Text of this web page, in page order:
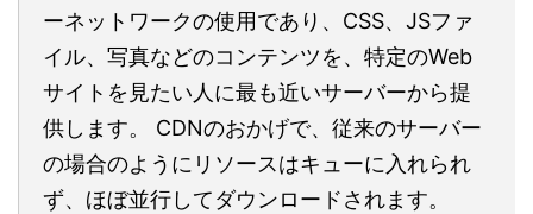
ーネットワークの使用であり、CSS、JSファ
イル、写真などのコンテンツを、特定のWeb
サイトを見たい人に最も近いサーバーから提
供します。 CDNのおかげで、従来のサーバー
の場合のようにリソースはキューに入れられ
ず、ほぼ並行してダウンロードされます。